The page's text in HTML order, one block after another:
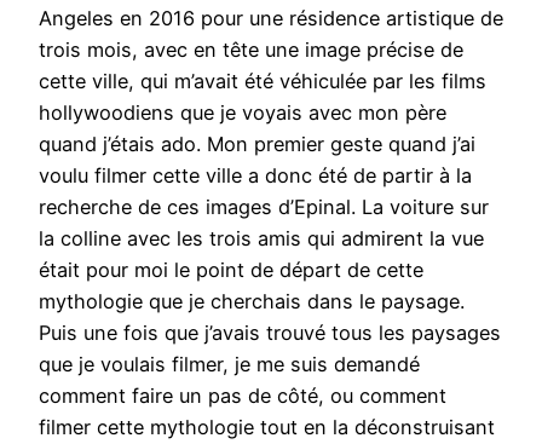
Angeles en 2016 pour une résidence artistique de
trois mois, avec en tête une image précise de
cette ville, qui m’avait été véhiculée par les films
hollywoodiens que je voyais avec mon père
quand j’étais ado. Mon premier geste quand j’ai
voulu filmer cette ville a donc été de partir à la
recherche de ces images d’Epinal. La voiture sur
la colline avec les trois amis qui admirent la vue
était pour moi le point de départ de cette
mythologie que je cherchais dans le paysage.
Puis une fois que j’avais trouvé tous les paysages
que je voulais filmer, je me suis demandé
comment faire un pas de côté, ou comment
filmer cette mythologie tout en la déconstruisant